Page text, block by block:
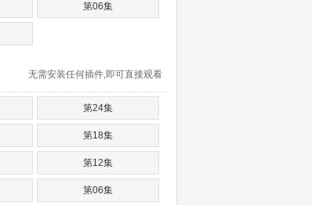
第06集
无需安装任何插件,即可直接观看
第24集
第18集
第12集
第06集